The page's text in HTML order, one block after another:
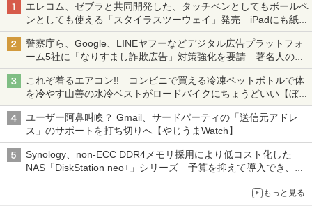
エレコム、ゼブラと共同開発した、タッチペンとしてもボールペ
ンとしても使える「スタイラスツーウェイ」発売 iPadにも紙に
も、持ち替えずに書き込める
警察庁ら、Google、LINEヤフーなどデジタル広告プラットフォ
ーム5社に「なりすまし詐欺広告」対策強化を要請 著名人の写
真や映像を使った投資詐欺などへの対策として
これぞ着るエアコン!! コンビニで買える冷凍ペットボトルで体
を冷やす山善の水冷ベストがロードバイクにちょうどいい【ぼっ
ち・ざ・ろーど！その14】【空いた時間でなにしてる？】
ユーザー阿鼻叫喚？ Gmail、サードパーティの「送信元アドレ
ス」のサポートを打ち切りへ【やじうまWatch】
Synology、non-ECC DDR4メモリ採用により低コスト化した
NAS「DiskStation neo+」シリーズ 予算を抑えて導入でき、
もっと見る